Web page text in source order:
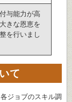
与能力が高
きな恩恵を
を行いまし
て
ジョブのスキル調